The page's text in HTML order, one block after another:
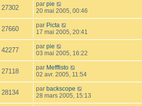
27302 par pie
20 mai 2005, 00:46
27660 par Picta
17 mai 2005, 20:41
42277 par pie
03 mai 2005, 16:22
27118 par Mefffisto
02 avr. 2005, 11:54
28134 par backscope
28 mars 2005, 15:13